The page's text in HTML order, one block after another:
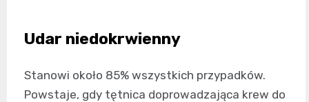
Udar niedokrwienny
Stanowi około 85% wszystkich przypadków.
Powstaje, gdy tętnica doprowadzająca krew do